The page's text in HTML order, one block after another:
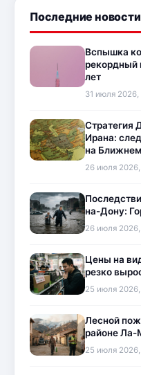
Последние новости
Вспышка
рекордный
лет
31 июля 2026,
Стратегия
Ирана:
на
26 июля
на-Дону:
26 июля
Цены на
резко
25 июля
Лесной
районе Ла-
25 июля 2026,